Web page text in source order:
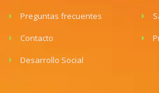
Preguntas frecuentes
Contacto
Desarrollo Social